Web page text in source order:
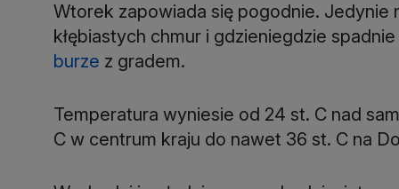
Wtorek zapowiada się pogodnie. Jedynie
kłębiastych chmur i gdzieniegdzie
burze z gradem.
Temperatura wyniesie od 24 st. C nad
C w centrum kraju do nawet 36 st. C na